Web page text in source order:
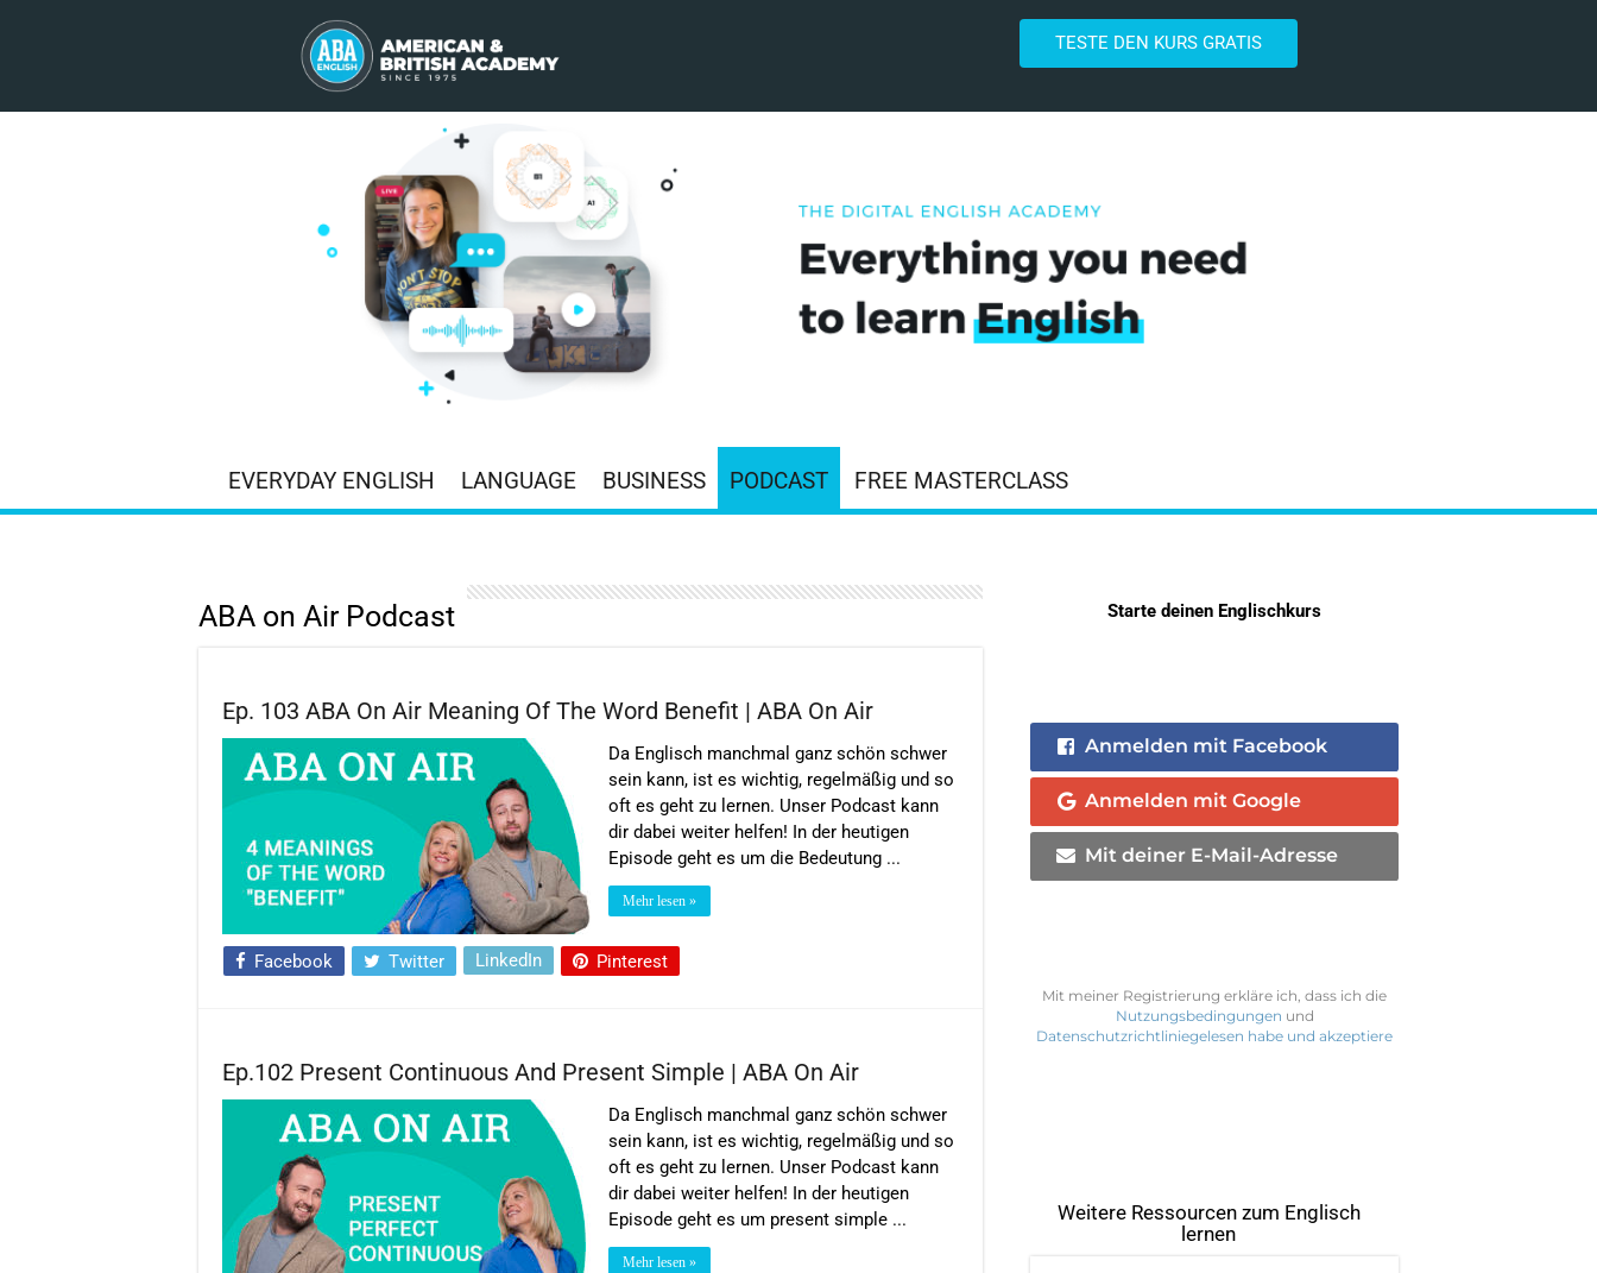
TESTE DEN KURS GRATIS
EVERYDAY ENGLISH LANGUAGE BUSINESS PODCAST FREE MASTERCLASS
ABA on Air Podcast
Ep. 103 ABA On Air Meaning Of The Word Benefit | ABA On Air
Da Englisch manchmal ganz schön schwer
sein kann, ist es wichtig, regelmäßig und so
oft es geht zu lernen. Unser Podcast kann
dir dabei weiter helfen! In der heutigen
Episode geht es um die Bedeutung ...
Mehr lesen »
Facebook Twitter LinkedIn Pinterest
Ep.102 Present Continuous And Present Simple | ABA On Air
Da Englisch manchmal ganz schön schwer
sein kann, ist es wichtig, regelmäßig und so
oft es geht zu lernen. Unser Podcast kann
dir dabei weiter helfen! In der heutigen
Episode geht es um present simple ...
Mehr lesen »
Starte deinen Englischkurs
Anmelden mit Facebook
Anmelden mit Google
Mit deiner E-Mail-Adresse
Mit meiner Registrierung erkläre ich, dass ich die
Nutzungsbedingungen und
Datenschutzrichtliniegelesen habe und akzeptiere
Weitere Ressourcen zum Englisch
lernen